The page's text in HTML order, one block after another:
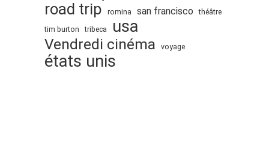
road trip romina san francisco théâtre
tim burton
tribeca usa
Vendredi cinéma voyage
états unis